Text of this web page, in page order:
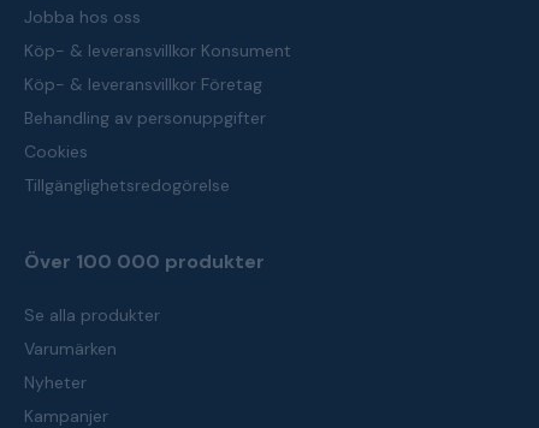
Jobba hos oss
Köp- & leveransvillkor Konsument
Köp- & leveransvillkor Företag
Behandling av personuppgifter
Cookies
Tillgänglighetsredogörelse
Över 100 000 produkter
Se alla produkter
Varumärken
Nyheter
Kampanjer